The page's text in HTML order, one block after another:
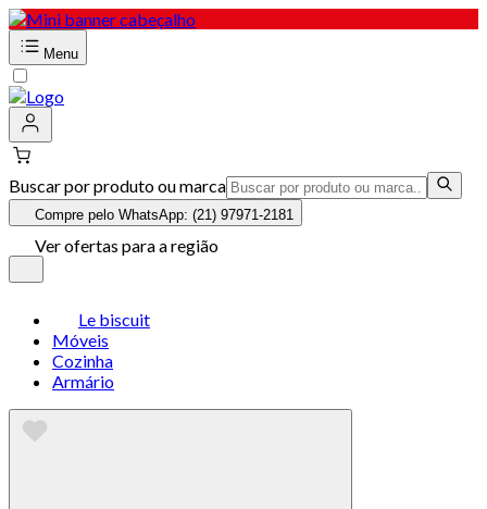
Menu
Buscar por produto ou marca
Compre pelo WhatsApp: (21) 97971-2181
Ver ofertas para a região
Le biscuit
Móveis
Cozinha
Armário